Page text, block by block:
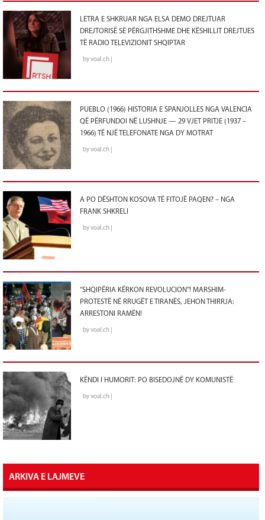
LETRA E SHKRUAR NGA ELSA DEMO DREJTUAR
DREJTORISË SË PËRGJITHSHME DHE KËSHILLIT DREJTUES
TË RADIO TELEVIZIONIT SHQIPTAR
by voal.ch |
PUEBLO (1966) HISTORIA E SPANJOLLES NGA VALENCIA
QË PËRFUNDOI NË LUSHNJE — 29 VJET PRITJE (1937 –
1966) TË NJË TELEFONATE NGA DY MOTRAT
by voal.ch |
A PO DËSHTON KOSOVA TË FITOJË PAQEN? – NGA
FRANK SHKRELI
by voal.ch |
“SHQIPËRIA KËRKON REVOLUCION”! MARSHIM-
PROTESTË NË RRUGËT E TIRANËS, JEHON THIRRJA:
ARRESTONI RAMËN!
by voal.ch |
KËNDI I HUMORIT: PO BISEDOJNË DY KOMUNISTË
by voal.ch |
ARKIVA E LAJMEVE